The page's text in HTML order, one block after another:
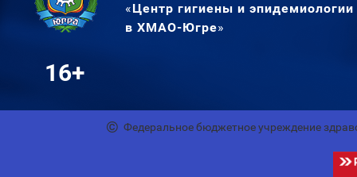
«Центр гигиены и эпидемиологии
в ХМАО-Югре»
16+
Федеральное бюджетное учреждение